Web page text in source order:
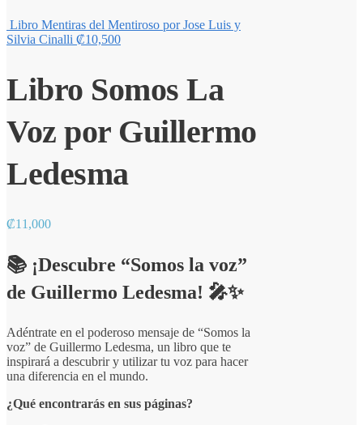
Libro Mentiras del Mentiroso por Jose Luis y
Silvia Cinalli ₡10,500
Libro Somos La
Voz por Guillermo
Ledesma
₡11,000
📚 ¡Descubre “Somos la voz”
de Guillermo Ledesma! 🎤✨
Adéntrate en el poderoso mensaje de “Somos la
voz” de Guillermo Ledesma, un libro que te
inspirará a descubrir y utilizar tu voz para hacer
una diferencia en el mundo.
¿Qué encontrarás en sus páginas?